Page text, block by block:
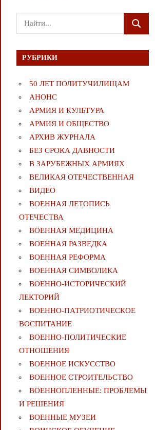
Поиск
для:
ПОИСК
РУБРИКИ
50 ЛЕТ ПОЛИТУЧИЛИЩАМ
АНОНС
АРМИЯ И КУЛЬТУРА
АРМИЯ И ОБЩЕСТВО
АРХИВ ЖУРНАЛА
БЕЗ СРОКА ДАВНОСТИ
В ЗАРУБЕЖНЫХ АРМИЯХ
ВЕЛИКАЯ ОТЕЧЕСТВЕННАЯ
ВИДЕО
ВОЕННАЯ ЛЕТОПИСЬ
ОТЕЧЕСТВА
ВОЕННАЯ МЕДИЦИНА
ВОЕННАЯ РАЗВЕДКА
ВОЕННАЯ РЕФОРМА
ВОЕННАЯ СИМВОЛИКА
ВОЕННО-ИСТОРИЧЕСКИЙ
ЛЕКТОРИЙ
ВОЕННО-ПАТРИОТИЧЕСКОЕ
ВОСПИТАНИЕ
ВОЕННО-ПОЛИТИЧЕСКИE
ОТНОШЕНИЯ
ВОЕННОЕ ИСКУССТВО
ВОЕННОЕ СТРОИТЕЛЬСТВО
ВОЕННОПЛЕННЫЕ: ПРОБЛЕМЫ
И РЕШЕНИЯ
ВОЕННЫЕ МУЗЕИ